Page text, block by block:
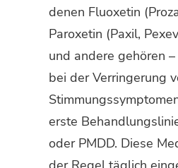
denen Fluoxetin
Paroxetin (Paxil,
und andere gehören
bei der Verringerung
erste
oder PMDD. Diese